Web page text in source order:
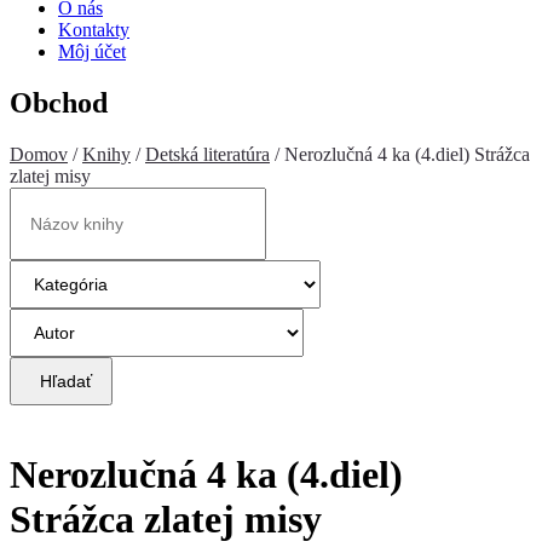
O nás
Kontakty
Môj účet
Obchod
Domov /Knihy /Detská literatúra / Nerozlučná 4 ka (4.diel) Strážca
zlatej misy
Hľadať
Nerozlučná 4 ka (4.diel)
Strážca zlatej misy